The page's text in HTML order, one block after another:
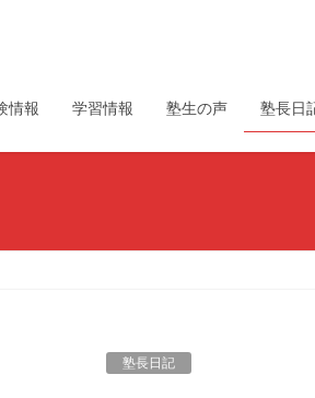
情報 学習情報 塾生の声 塾長日
塾長日記